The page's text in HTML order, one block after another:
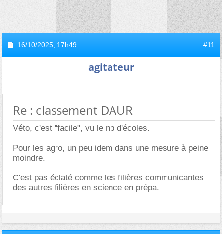
16/10/2025, 17h49 #11
agitateur
Re : classement DAUR
Véto, c'est "facile", vu le nb d'écoles.
Pour les agro, un peu idem dans une mesure à peine
moindre.
C'est pas éclaté comme les filières communicantes
des autres filières en science en prépa.